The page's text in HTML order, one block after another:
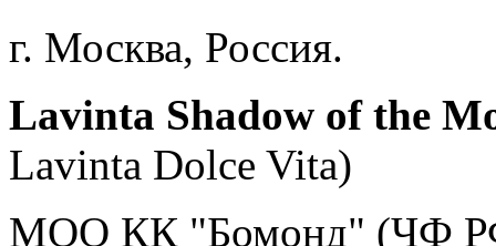
г. Москва, Россия.
Lavinta Shadow of the
Lavinta Dolce Vita)
МОО КК "Бомонд" (ЧФ